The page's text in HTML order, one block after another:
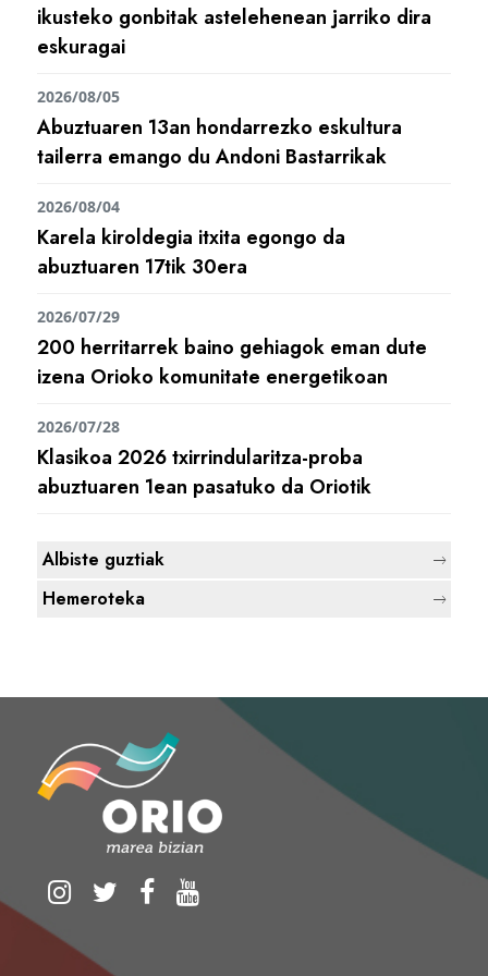
ikusteko gonbitak astelehenean jarriko dira
eskuragai
Abuztuaren 13an hondarrezko eskultura
tailerra emango du Andoni Bastarrikak
2026/08/05
Karela kiroldegia itxita egongo da
abuztuaren 17tik 30era
2026/08/04
200 herritarrek baino gehiagok eman dute
izena Orioko komunitate energetikoan
2026/07/29
Klasikoa 2026 txirrindularitza-proba
abuztuaren 1ean pasatuko da Oriotik
2026/07/28
Albiste guztiak
Hemeroteka